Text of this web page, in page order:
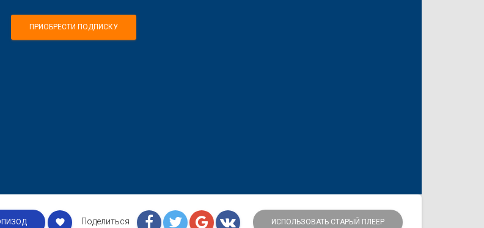
ПРИОБРЕСТИ ПОДПИСКУ
favorite Поделиться ИСПОЛЬЗОВАТЬ СТАРЫЙ ПЛЕЕР